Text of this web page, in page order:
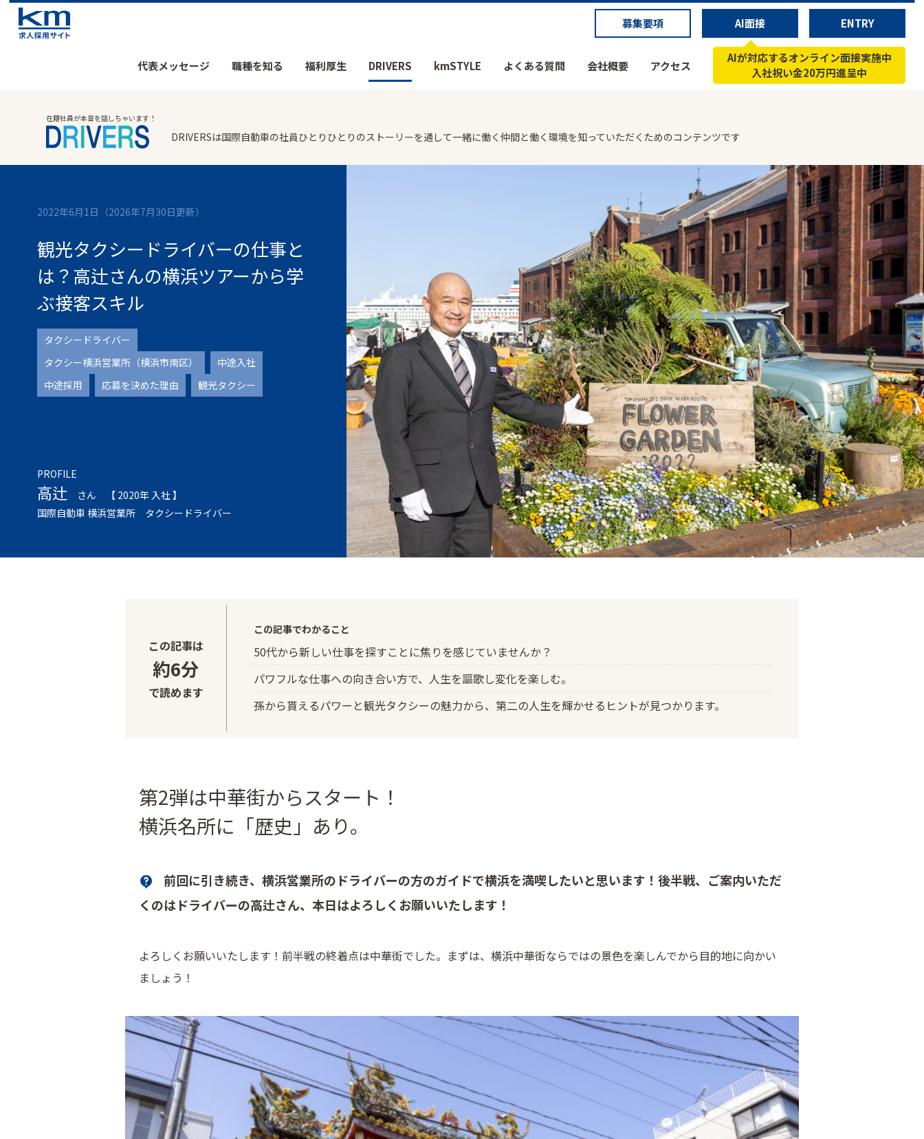
募集要項 AI面接 ENTRY
AIが対応するオンライン面接実施中
入社祝い金20万円進呈中
代表メッセージ 職種を知る 福利厚生 DRIVERS kmSTYLE よくある質問 会社概要 アクセス
在籍社員が本音を話しちゃいます！
DRIVERSは国際自動車の社員ひとりひとりのストーリーを通して一緒に働く仲間と働く環境を知っていただくためのコンテンツです
2022年6月1日 （2026年7月30日更新）
観光タクシードライバーの仕事と
は？高辻さんの横浜ツアーから学
ぶ接客スキル
タクシードライバー
タクシー横浜営業所（横浜市南区）
中途入社
中途採用
応募を決めた理由 観光タクシー
PROFILE
高辻さん
【 2020年 入社 】
国際自動車 横浜営業所 タクシードライバー
この記事は
約6分
で読めます
この記事でわかること
50代から新しい仕事を探すことに焦りを感じていませんか？
パワフルな仕事への向き合い方で、人生を謳歌し変化を楽しむ。
孫から貰えるパワーと観光タクシーの魅力から、第二の人生を輝かせるヒントが見つかります。
第2弾は中華街からスタート！
横浜名所に「歴史」あり。
前回に引き続き、横浜営業所のドライバーの方のガイドで横浜を満喫したいと思います！後半戦、ご案内いただ
くのはドライバーの高辻さん、本日はよろしくお願いいたします！
よろしくお願いいたします！前半戦の終着点は中華街でした。まずは、横浜中華街ならではの景色を楽しんでから目的地に向かい
ましょう！